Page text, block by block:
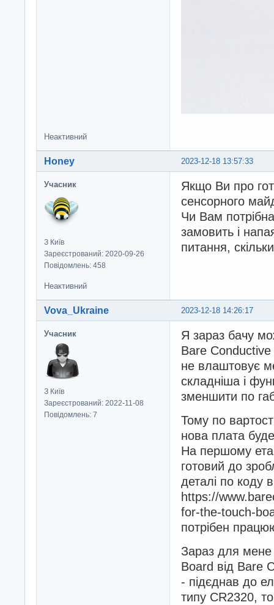
Неактивний
2023-12-18 13:57:33
Honey
Учасник
З Київ
Зареєстрований: 2020-09-26
Повідомлень: 458
Якщо Ви про
сенсорного
Чи Вам
замовить і
питання,
Неактивний
2023-12-18 14:26:17
Vova_Ukraine
Учасник
З Київ
Зареєстрований: 2022-11-08
Повідомлень: 7
Я зараз бачу
Bare
не влаштовує
складніша і
зменшити по
Тому по
нова плата
На першому
готовий до
деталі по коду
https://
for-the-touch-
потрібен
Зараз для мене
Board від Bare
- підєднав до
типу CR2320,